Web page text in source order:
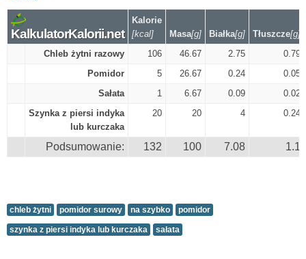
KalkulatorKalorii.net
Kalorie
[kcal]
Masa[g] Białka[g] Tłuszcze[g]
Chleb żytni razowy
106 46.67 2.75
0.79
Pomidor
5 26.67 0.24
0.05
Sałata
1 6.67 0.09
0.02
Szynka z piersi indyka
lub kurczaka
20 20 4 0.24
Podsumowanie: 132 100 7.08 1.1
chleb żytni pomidor surowy na szybko pomidor
szynka z piersi indyka lub kurczaka sałata